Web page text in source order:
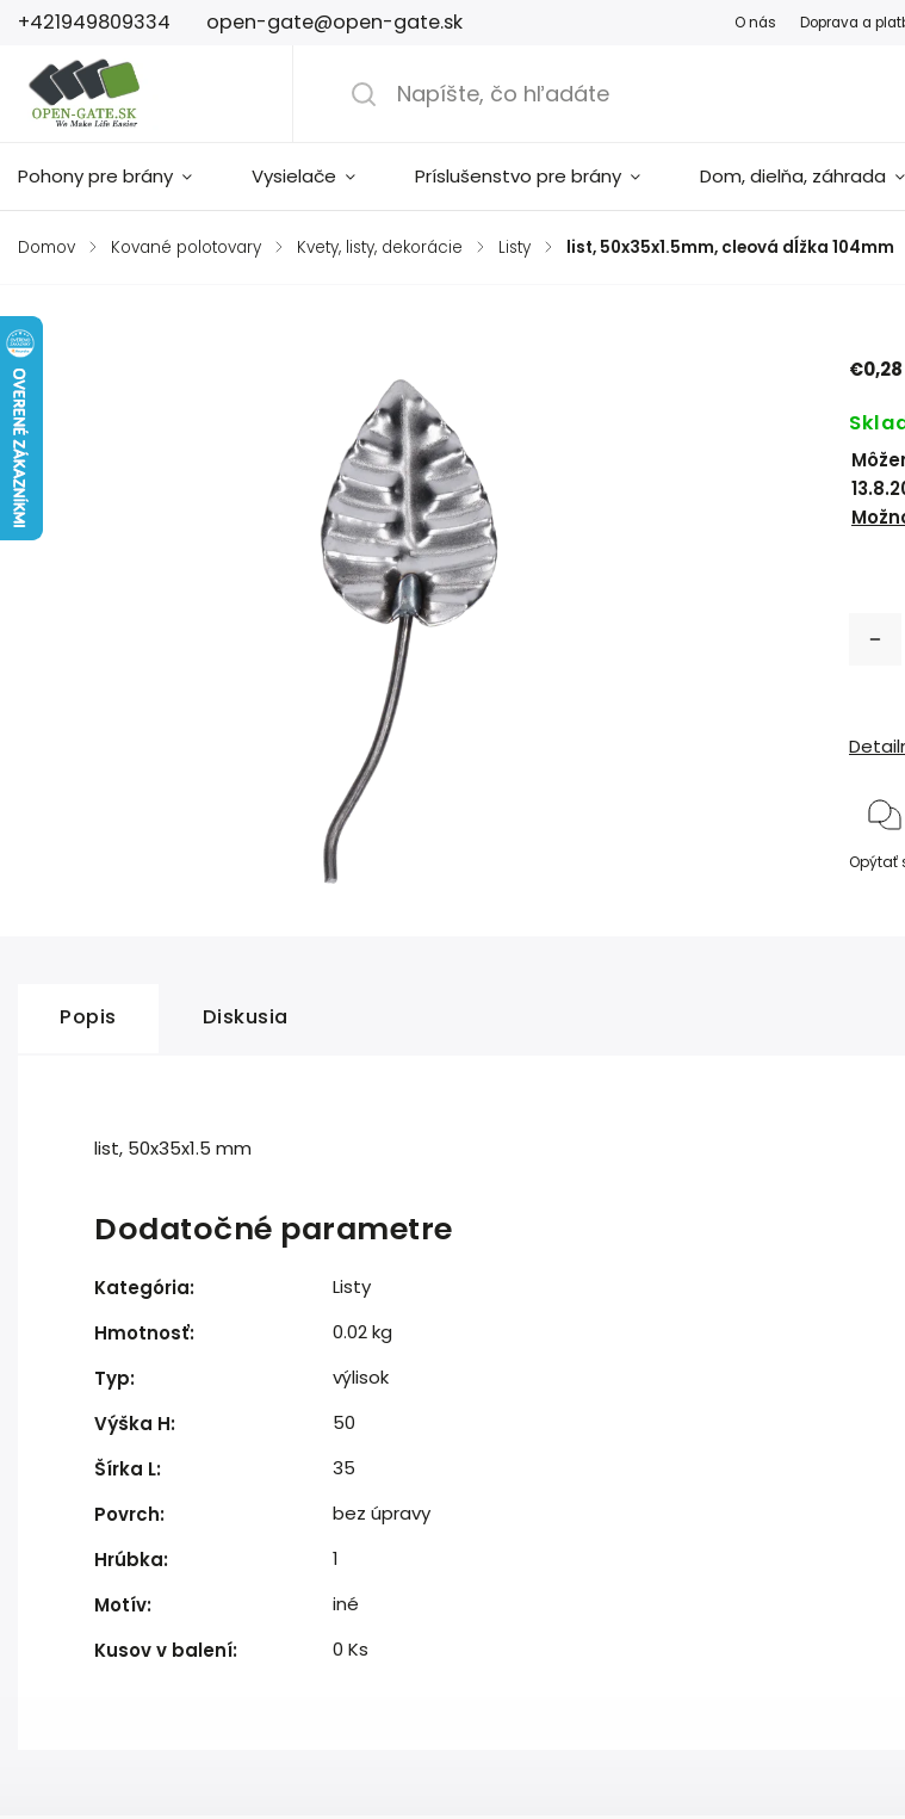
+421949809334 open-gate@open-gate.sk O nás Doprava a
Pohony pre brány Vysielače Príslušenstvo pre brány Dom, dielňa, záhrada
Domov / Kované polotovary / Kvety, listy, dekorácie / Listy / list, 50x35x1.5mm, cleová dĺžka 104mm
€0,28
Opýtať
Popis Diskusia
list, 50x35x1.5 mm
Dodatočné parametre
Kategória:
Listy
Hmotnosť:
0.02 kg
Typ:
výlisok
Výška H:
50
Šírka L:
35
Povrch:
bez úpravy
Hrúbka:
1
Motív:
iné
Kusov v balení: 0 Ks